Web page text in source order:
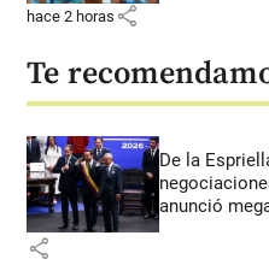
hace 2 horas share
Te
De la
anunció
share